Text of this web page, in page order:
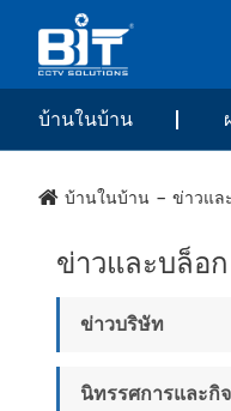
บ้านในบ้าน
บ้านในบ้าน ข่าวแล
ข่าวและบล็อก
ข่าวบริษัท
นิทรรศการและกิ